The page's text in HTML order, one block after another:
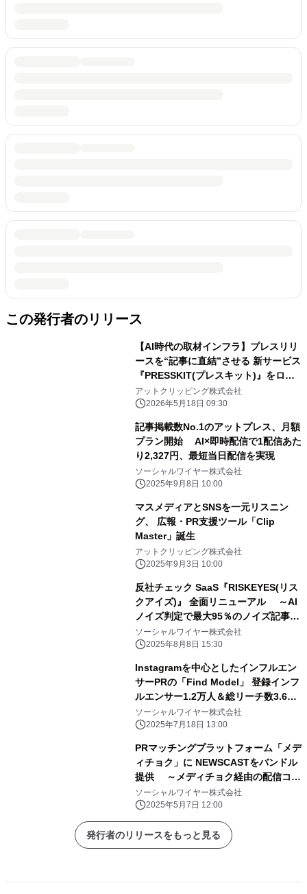
この発行者のリリース
【AI時代の取材インフラ】プレスリリ
ースを“記事に直結”させる 新サービス
『PRESSKIT(プレスキット)』をロー
ンチ
アットクリッピング株式会社
2026年5月18日 09:30
記事掲載数No.1のアットプレス、月額
プラン開始 AI×即時配信で1配信あた
り2,327円、最短当日配信を実現
ソーシャルワイヤー株式会社
2025年9月8日 10:00
マスメディアとSNSを一元リスニン
グ、 広報・PR支援ツール「Clip
Master」誕生
アットクリッピング株式会社
2025年9月3日 10:00
反社チェック SaaS『RISKEYES(リス
クアイズ)』 全面リニューアル ～AI
ノイズ判定で最大95％のノイズ記事を
自動除外、 承認ワークフローを搭載し
「検索ツール」から 取引先審査プラッ
ソーシャルワイヤー株式会社
2025年8月8日 15:30
Instagramを中心としたインフルエン
サーPRの「Find Model」 登録インフ
ルエンサー1.2万人＆総リーチ数3.6億
フォロワー突破
ソーシャルワイヤー株式会社
2025年7月18日 13:00
PRマッチングプラットフォーム「メデ
ィチョク」に NEWSCASTをバンドル
提供 ～メディチョク経由の配信コン
テンツ拡充でサイトパワー強化進行～
ソーシャルワイヤー株式会社
2025年5月7日 12:00
発行者のリリースをもっと見る